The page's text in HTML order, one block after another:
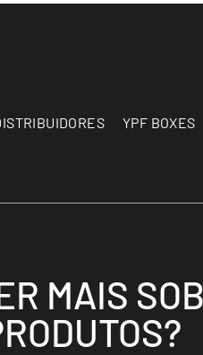
YPF BOXES
MAIS